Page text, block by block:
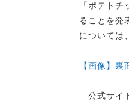
「ポテト
ることを発
については
【画像】
公式サイ